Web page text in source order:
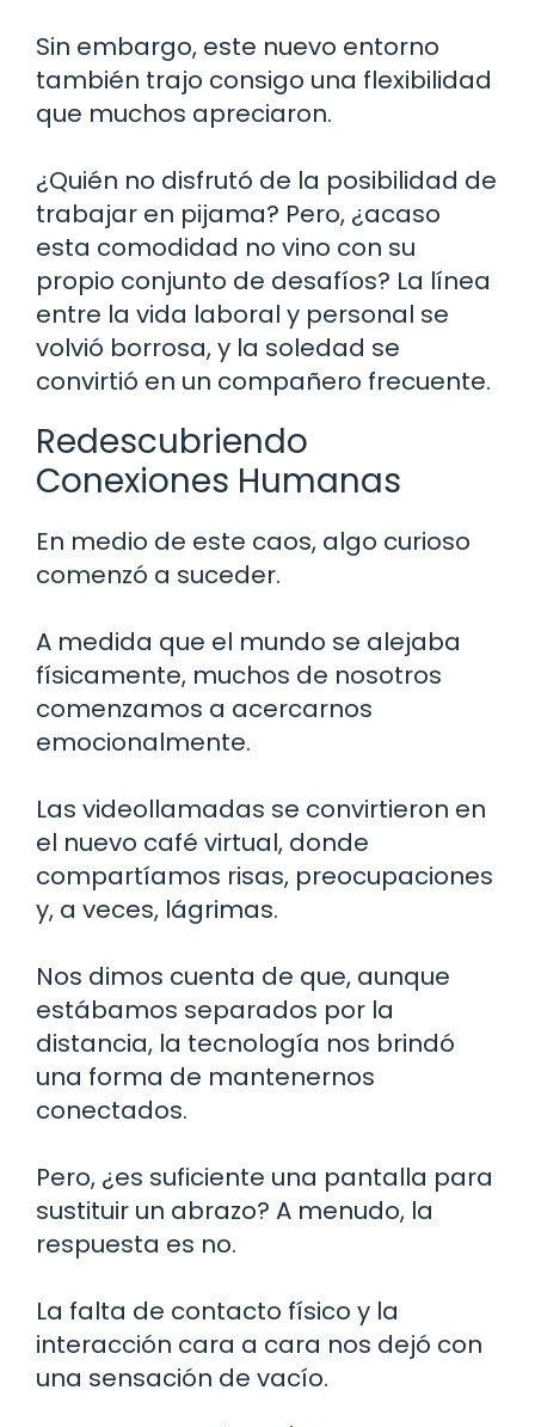
Sin embargo, este nuevo entorno
también trajo consigo una flexibilidad
que muchos apreciaron.
¿Quién no disfrutó de la posibilidad de
trabajar en pijama? Pero, ¿acaso
esta comodidad no vino con su
propio conjunto de desafíos? La línea
entre la vida laboral y personal se
volvió borrosa, y la soledad se
convirtió en un compañero frecuente.
Redescubriendo
Conexiones Humanas
En medio de este caos, algo curioso
comenzó a suceder.
A medida que el mundo se alejaba
físicamente, muchos de nosotros
comenzamos a acercarnos
emocionalmente.
Las videollamadas se convirtieron en
el nuevo café virtual, donde
compartíamos risas, preocupaciones
y, a veces, lágrimas.
Nos dimos cuenta de que, aunque
estábamos separados por la
distancia, la tecnología nos brindó
una forma de mantenernos
conectados.
Pero, ¿es suficiente una pantalla para
sustituir un abrazo? A menudo, la
respuesta es no.
La falta de contacto físico y la
interacción cara a cara nos dejó con
una sensación de vacío.